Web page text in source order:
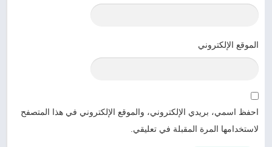
الموقع الإلكتروني
احفظ اسمي، بريدي الإلكتروني، والموقع الإلكتروني في هذا المتصفح
لاستخدامها المرة المقبلة في تعليقي.